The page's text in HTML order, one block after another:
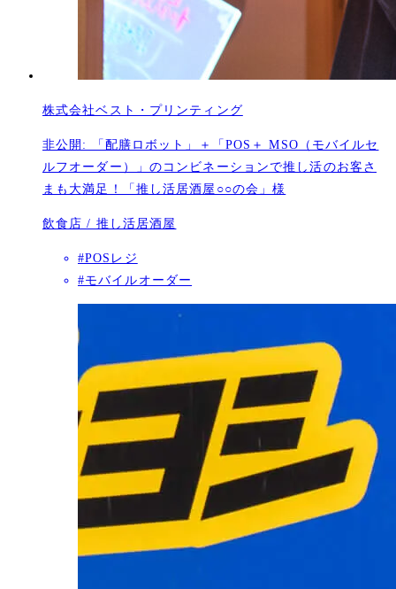
株式会社ベスト・プリンティング
非公開: 「配膳ロボット」＋「POS＋ MSO（モバイルセ
ルフオーダー）」のコンビネーションで推し活のお客さ
まも大満足！「推し活居酒屋○○の会」様
飲食店 / 推し活居酒屋
#POSレジ
#モバイルオーダー